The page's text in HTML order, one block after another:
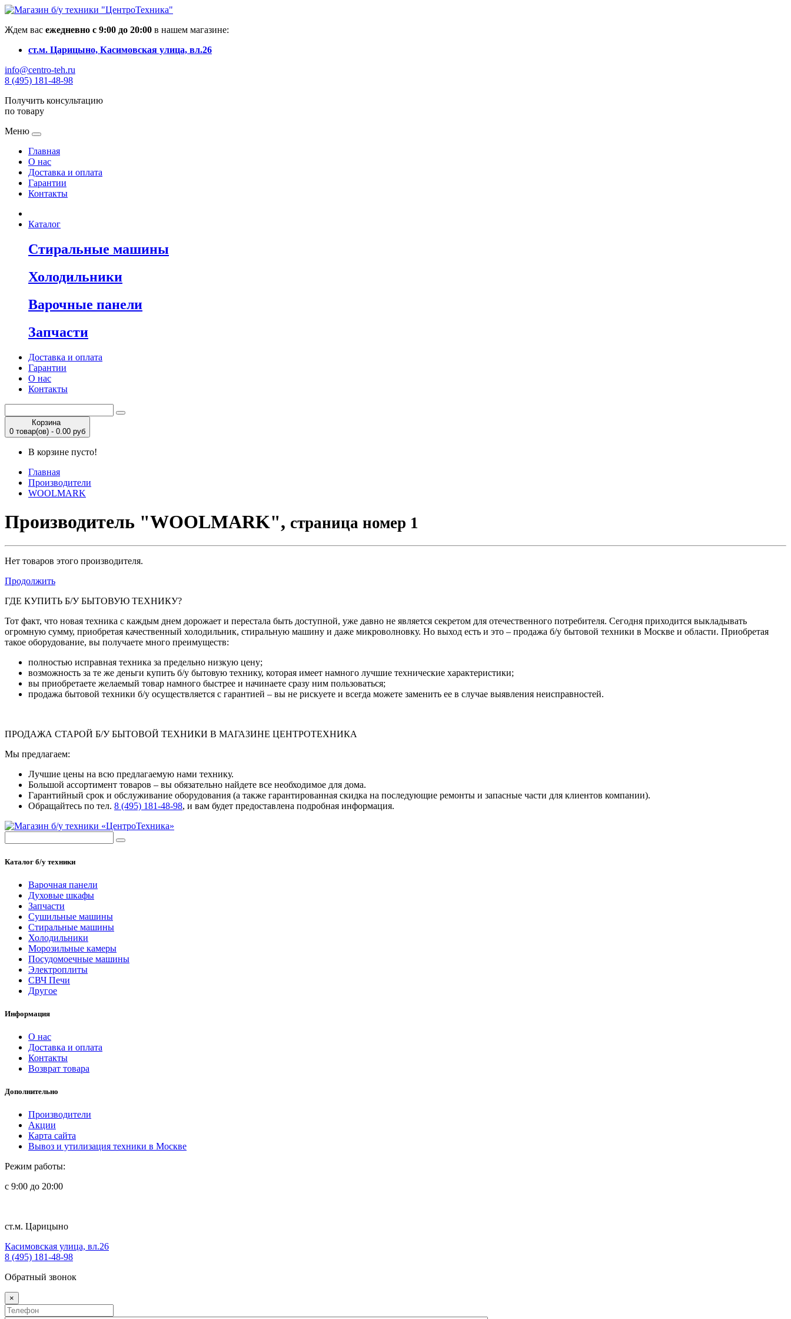
Ждем вас ежедневно с 9:00 до 20:00 в нашем магазине:
ст.м. Царицыно, Касимовская улица, вл.26
info@centro-teh.ru
8 (495) 181-48-98
Получить консультацию
по товару
Меню
Главная
О нас
Доставка и оплата
Гарантии
Контакты
Каталог
Стиральные машины
Холодильники
Варочные панели
Запчасти
Доставка и оплата
Гарантии
О нас
Контакты
Корзина
0 товар(ов) - 0.00 руб
В корзине пусто!
Главная
Производители
WOOLMARK
Производитель "WOOLMARK", страница номер 1
Нет товаров этого производителя.
Продолжить
ГДЕ КУПИТЬ Б/У БЫТОВУЮ ТЕХНИКУ?
Тот факт, что новая техника с каждым днем дорожает и перестала быть доступной, уже давно не является секретом для отечественного потребителя. Сегодня приходится выкладывать
огромную сумму, приобретая качественный холодильник, стиральную машину и даже микроволновку. Но выход есть и это – продажа б/у бытовой техники в Москве и области. Приобретая
такое оборудование, вы получаете много преимуществ:
полностью исправная техника за предельно низкую цену;
возможность за те же деньги купить б/у бытовую технику, которая имеет намного лучшие технические характеристики;
вы приобретаете желаемый товар намного быстрее и начинаете сразу ним пользоваться;
продажа бытовой техники б/у осуществляется с гарантией – вы не рискуете и всегда можете заменить ее в случае выявления неисправностей.
ПРОДАЖА СТАРОЙ Б/У БЫТОВОЙ ТЕХНИКИ В МАГАЗИНЕ ЦЕНТРОТЕХНИКА
Мы предлагаем:
Лучшие цены на всю предлагаемую нами технику.
Большой ассортимент товаров – вы обязательно найдете все необходимое для дома.
Гарантийный срок и обслуживание оборудования (а также гарантированная скидка на последующие ремонты и запасные части для клиентов компании).
Обращайтесь по тел. 8 (495) 181-48-98, и вам будет предоставлена подробная информация.
Каталог б/у техники
Варочная панели
Духовые шкафы
Запчасти
Сушильные машины
Стиральные машины
Холодильники
Морозильные камеры
Посудомоечные машины
Электроплиты
СВЧ Печи
Другое
Информация
О нас
Доставка и оплата
Контакты
Возврат товара
Дополнительно
Производители
Акции
Карта сайта
Вывоз и утилизация техники в Москве
Режим работы:
с 9:00 до 20:00
ст.м. Царицыно
Касимовская улица, вл.26
8 (495) 181-48-98
Обратный звонок
×